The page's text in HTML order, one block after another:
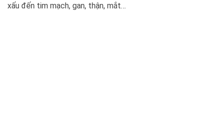
xấu đến tim mạch, gan, thận, mắt…